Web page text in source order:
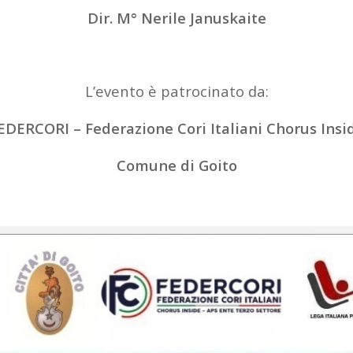
Dir. M° Nerile Januskaite
L’evento è patrocinato da:
– Federazione Cori Italiani Chorus
Comune di Goito